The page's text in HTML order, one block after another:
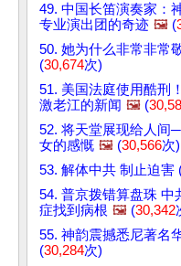
49. 中国长笛演奏家：
专业演出团的奇迹 🖼️ (
50. 她为什么非常非常
(30,674次)
51. 美国法庭使用酷刑
激老江的新闻 🖼️ (
52. 将天堂展现给人间
女的感慨 🖼️ (30,566次)
53. 解体中共 制止迫害
54. 普京拨错算盘珠 中
症找到病根 🖼️ (30,342
55. 神韵震撼悉尼著名
(30,284次)